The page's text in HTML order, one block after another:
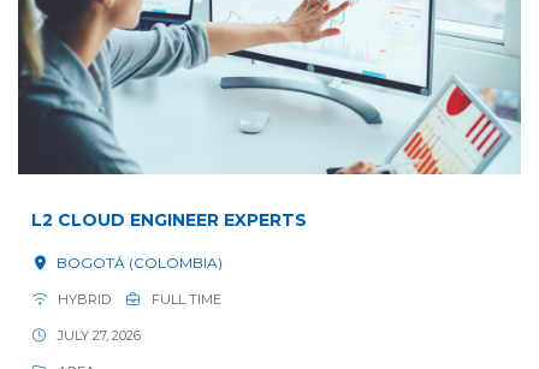
L2 CLOUD ENGINEER EXPERTS
BOGOTÁ (COLOMBIA)
HYBRID FULL TIME
JULY 27, 2026